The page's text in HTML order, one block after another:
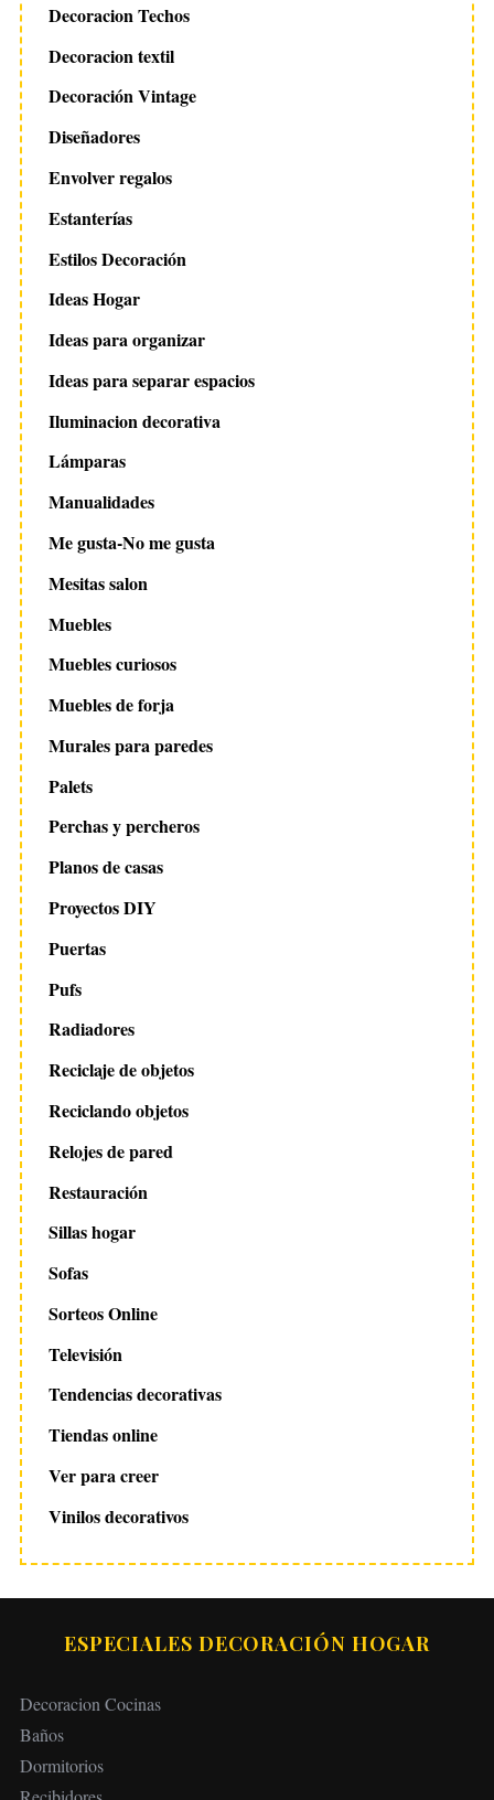
Decoracion Techos
Decoracion textil
Decoración Vintage
Diseñadores
Envolver regalos
Estanterías
Estilos Decoración
Ideas Hogar
Ideas para organizar
Ideas para separar espacios
Iluminacion decorativa
Lámparas
Manualidades
Me gusta-No me gusta
Mesitas salon
Muebles
Muebles curiosos
Muebles de forja
Murales para paredes
Palets
Perchas y percheros
Planos de casas
Proyectos DIY
Puertas
Pufs
Radiadores
Reciclaje de objetos
Reciclando objetos
Relojes de pared
Restauración
Sillas hogar
Sofas
Sorteos Online
Televisión
Tendencias decorativas
Tiendas online
Ver para creer
Vinilos decorativos
ESPECIALES DECORACIÓN HOGAR
Decoracion Cocinas
Baños
Dormitorios